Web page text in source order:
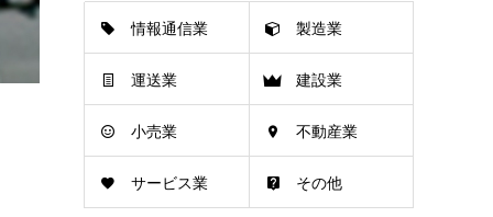
情報通信業 製造業
運送業 建設業
小売業 不動産業
サービス業 その他